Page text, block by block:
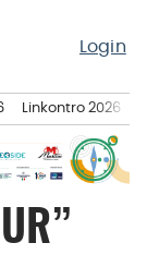
Login
Linkontro 2026